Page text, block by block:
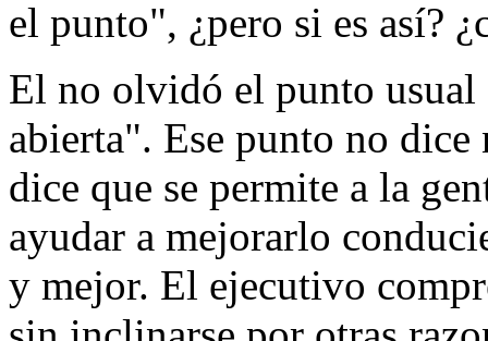
el punto", ¿pero si es así?
El no olvidó el punto
abierta". Ese punto no dice
dice que se permite a la
ayudar a mejorarlo
y mejor. El ejecutivo